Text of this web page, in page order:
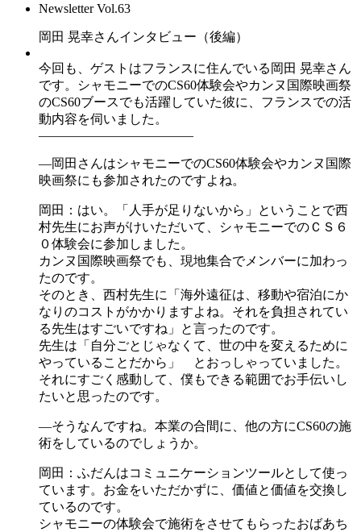
Newsletter Vol.63
岡田 晃幸さんインタビュー（後編）
今回も、ゲストはフランスに住んでいる岡田 晃幸さん
です。シャモニーでのCS60体験会やカンヌ国際映画祭
のCS60ブースでも活躍していた彼に、フランスでの活
動内容を伺いました。
――――――――――――
―岡田さんはシャモニーでのCS60体験会やカンヌ国際
映画祭にも参加されたのですよね。
岡田：はい。「人手が足りないから」ということで西
村先生にお声がけいただいて、シャモニーでのＣＳ６
０体験会に参加しました。
カンヌ国際映画祭でも、現地集合でメンバーに加わっ
たのです。
そのとき、西村先生に「海外遠征は、移動や宿泊にか
なりのコストがかかりますよね。それを負担されてい
る先生はすごいですね」と言ったのです。
先生は「自分ごとじゃなくて、世の中を変えるために
やっていることだから」 とおっしゃっていました。
それにすごく感動して、僕もできる範囲でお手伝いし
たいと思ったのです。
―そうなんですね。本業の合間に、他の方にCS60の施
術をしているのでしょうか。
岡田：ふだんはコミュニケーションツールとして使っ
ています。お金をいただかずに、価値と価値を交換し
ているのです。
シャモニーの体験会で施術をさせてもらったおばあち